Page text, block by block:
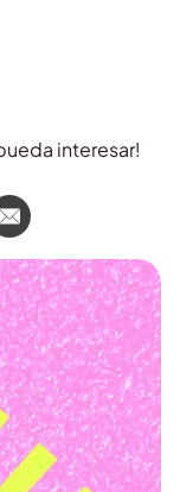
interesar!